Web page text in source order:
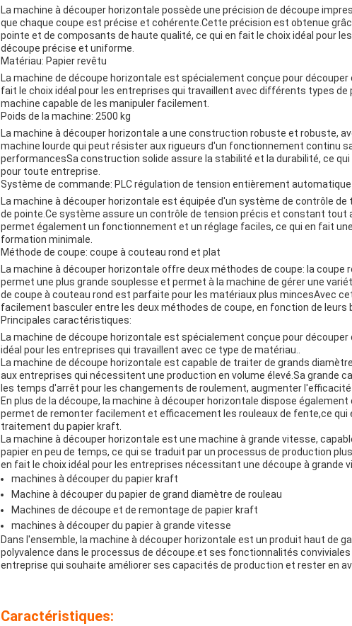
La machine à découper horizontale possède une précision de découpe
que chaque coupe est précise et cohérente.Cette précision est obtenue
pointe et de composants de haute qualité, ce qui en fait le choix idéal pour
découpe précise et uniforme.
Matériau: Papier revêtu
La machine de découpe horizontale est spécialement conçue pour
fait le choix idéal pour les entreprises qui travaillent avec différents types de
machine capable de les manipuler facilement.
Poids de la machine: 2500 kg
La machine à découper horizontale a une construction robuste et robuste,
machine lourde qui peut résister aux rigueurs d'un fonctionnement continu
performancesSa construction solide assure la stabilité et la durabilité, ce
pour toute entreprise.
Système de commande: PLC régulation de tension entièrement automatique
La machine à découper horizontale est équipée d'un système de contrôle
de pointe.Ce système assure un contrôle de tension précis et constant tout
permet également un fonctionnement et un réglage faciles, ce qui en fait
formation minimale.
Méthode de coupe: coupe à couteau rond et plat
La machine à découper horizontale offre deux méthodes de coupe: la coupe
permet une plus grande souplesse et permet à la machine de gérer une
de coupe à couteau rond est parfaite pour les matériaux plus mincesAvec
facilement basculer entre les deux méthodes de coupe, en fonction de leurs
Principales caractéristiques:
La machine de découpe horizontale est spécialement conçue pour
idéal pour les entreprises qui travaillent avec ce type de matériau..
La machine de découpe horizontale est capable de traiter de grands
aux entreprises qui nécessitent une production en volume élevé.Sa grande
les temps d'arrêt pour les changements de roulement, augmenter
En plus de la découpe, la machine à découper horizontale dispose
permet de remonter facilement et efficacement les rouleaux de fente,ce qui
traitement du papier kraft.
La machine à découper horizontale est une machine à grande vitesse,
papier en peu de temps, ce qui se traduit par un processus de production
en fait le choix idéal pour les entreprises nécessitant une découpe à grande
machines à découper du papier kraft
Machine à découper du papier de grand diamètre de rouleau
Machines de découpe et de remontage de papier kraft
machines à découper du papier à grande vitesse
Dans l'ensemble, la machine à découper horizontale est un produit haut de
polyvalence dans le processus de découpe.et ses fonctionnalités
entreprise qui souhaite améliorer ses capacités de production et rester en
Caractéristiques: